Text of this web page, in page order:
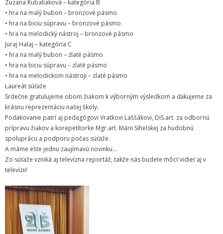
- Pedagogickí zamestnanci
- Nepedagogickí zamestnanci
- Etický kódex pedagogických zamestnancov a odborných
zamestnancov
Vyučované odbory
- Hudobný odbor
- Výtvarný odbor
- Tanečný odbor
- Literárno – dramatický odbor
- SÚBORY NA ŠKOLE
Informácie
- Povinné zverejňovanie informácií
Zuzana Kubaliaková – kategória B
• hra na malý bubon – bronzové pásmo
• hra na biciu súpravu – bronzové pásmo
• hra na melodický nástroj – bronzové pásmo
Juraj Halaj – kategória C
• hra na malý bubon – zlaté pásmo
• hra na biciu súpravu – zlaté pásmo
• hra na melodickom nástroji – zlaté pásmo
Laureát súťaže
Srdečne gratulujeme obom žiakom k výborným výsledkom a ďakujeme za
krásnu reprezentáciu našej školy.
Poďakovanie patrí aj pedagógovi Vratkovi Laššákovi, DiS.art. za odbornú
prípravu žiakov a korepetítorke Mgr.art. Márii Sihelskej za hudobnú
spoluprácu a podporu počas súťaže.
A máme ešte jednu zaujímavú novinku…
Zo súťaže vzniká aj televízna reportáž, takže nás budete môcť vidieť aj v
televízii!